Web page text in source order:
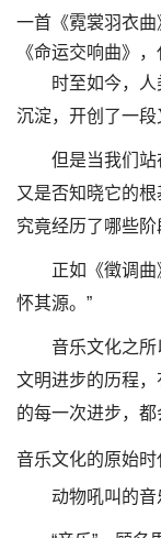
一首《霓裳羽衣
《命运交响曲》
时至如今，
沉淀，开创了一段
但是当我们站
又是否知晓它的
究竟经历了哪些阶
正如《徵调
怀其源。”
音乐文化之
文明进步的历程
的每一次进步，都
音乐文化的原始时
动物吼叫的音